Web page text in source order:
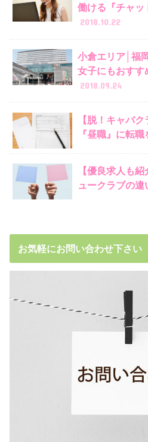
働ける『チャッ
2018.10.22
小倉エリア│福
女子にもおすす
2018.09.24
【脱！キャバ
『昼職』に転
【優良求人も
ュークラブの違
お気軽にお問い合わせ下さい